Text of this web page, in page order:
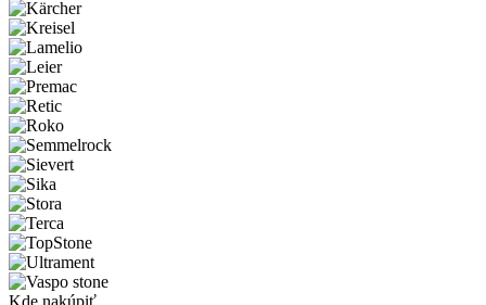
Kde nakúpiť